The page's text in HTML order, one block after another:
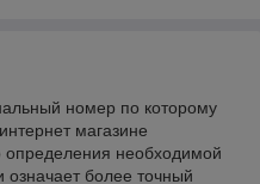
номер по которому
магазине
определения необходимой
более точный